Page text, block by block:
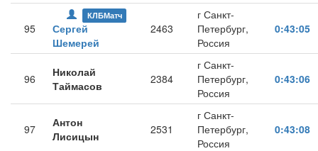
95
КЛБМатч
Сергей
Шемерей
2463
г Санкт-
Петербург,
Россия
0:43:05
96
Николай
Таймасов
2384
г Санкт-
Петербург,
Россия
0:43:06
97
Антон
Лисицын
2531
г Санкт-
Петербург,
Россия
0:43:08